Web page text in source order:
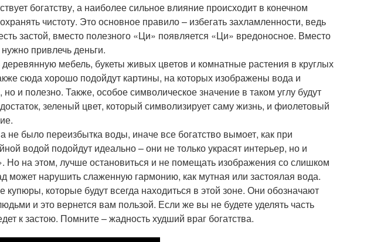
богатству, а наиболее сильное влияние происходит в конечном
чистоту. Это основное правило – избегать захламленности, ведь
застой, вместо полезного «Ци» появляется «Ци» вредоносное. Вместо
привлечь деньги.
мебель, букеты живых цветов и комнатные растения в круглых
сюда хорошо подойдут картины, на которых изображены вода и
и полезно. Также, особое символическое значение в таком углу будут
зеленый цвет, который символизирует саму жизнь, и фиолетовый
не было переизбытка воды, иначе все богатство вымоет, как при
водой подойдут идеально – они не только украсят интерьер, но и
Но на этом, лучше остановиться и не помещать изображения со слишком
нарушить слаженную гармонию, как мутная или застоялая вода.
которые будут всегда находиться в этой зоне. Они обозначают
и это вернется вам пользой. Если же вы не будете уделять часть
к застою. Помните – жадность худший враг богатства.